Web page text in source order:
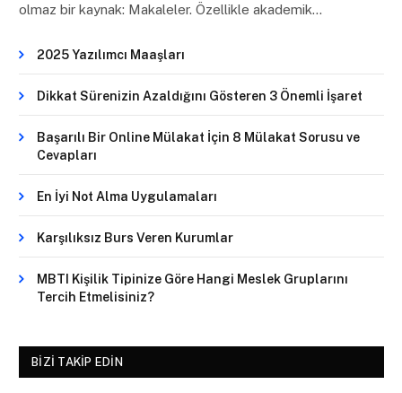
olmaz bir kaynak: Makaleler. Özellikle akademik…
2025 Yazılımcı Maaşları
Dikkat Sürenizin Azaldığını Gösteren 3 Önemli İşaret
Başarılı Bir Online Mülakat İçin 8 Mülakat Sorusu ve
Cevapları
En İyi Not Alma Uygulamaları
Karşılıksız Burs Veren Kurumlar
MBTI Kişilik Tipinize Göre Hangi Meslek Gruplarını
Tercih Etmelisiniz?
BIZI TAKIP EDIN